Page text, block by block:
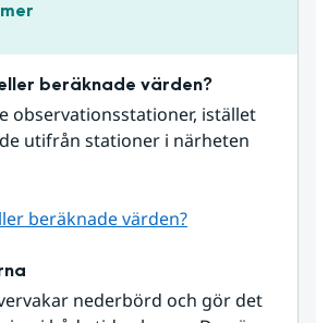
beräknade värden?
observationsstationer, istället
utifrån stationer i närheten
beräknade värden?
nederbörd och gör det